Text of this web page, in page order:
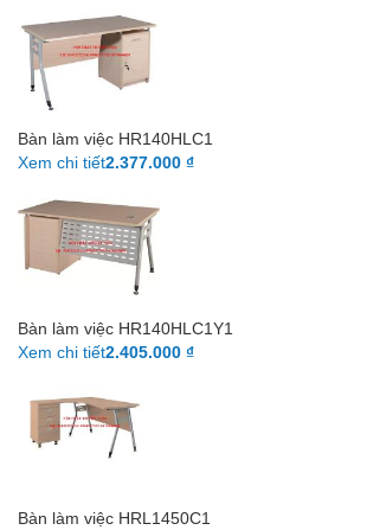
Bàn làm việc HR140HLC1
Xem chi tiết2.377.000 ₫
Bàn làm việc HR140HLC1Y1
Xem chi tiết2.405.000 ₫
Bàn làm việc HRL1450C1